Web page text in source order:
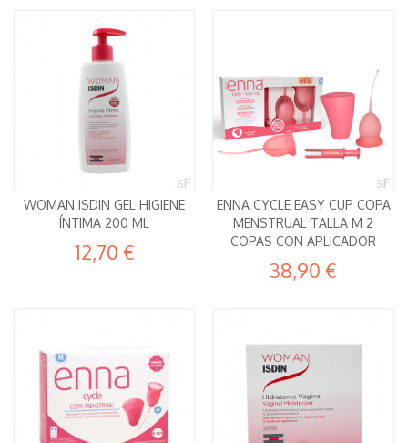
WOMAN ISDIN GEL HIGIENE
ÍNTIMA 200 ML
12,70 €
ENNA CYCLE EASY CUP COPA
MENSTRUAL TALLA M 2
COPAS CON APLICADOR
38,90 €